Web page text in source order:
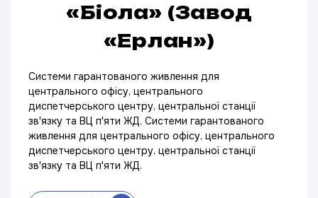
«Біола» (Завод
«Ерлан»)
Системи гарантованого живлення для
центрального офісу, центрального
диспетчерського центру, центральної станції
зв'язку та ВЦ п'яти ЖД. Системи гарантованого
живлення для центрального офісу, центрального
диспетчерського центру, центральної станції
зв'язку та ВЦ п'яти ЖД.